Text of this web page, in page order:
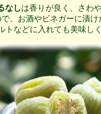
なしは香りが良く、さわ
、お酒やビネガーに漬け
トなどに入れても美味し